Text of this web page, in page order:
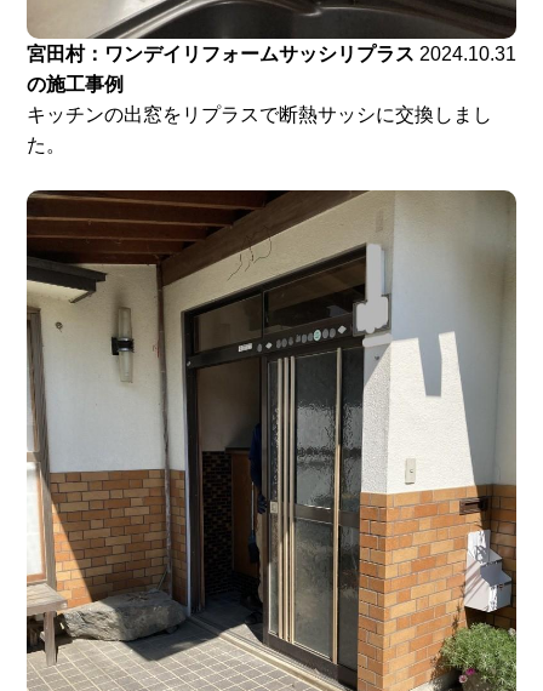
宮田村：ワンデイリフォームサッシリプラス
の施工事例
2024.10.31
キッチンの出窓をリプラスで断熱サッシに交換しまし
た。